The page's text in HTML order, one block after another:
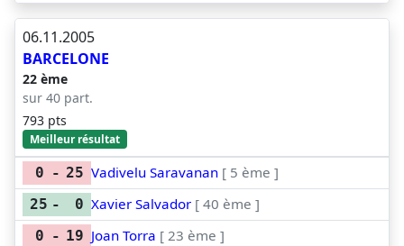
06.11.2005
BARCELONE
22 ème
sur 40 part.
793 pts
Meilleur résultat
0 - 25 Vadivelu Saravanan [ 5 ème ]
25 - 0 Xavier Salvador [ 40 ème ]
0 - 19 Joan Torra [ 23 ème ]